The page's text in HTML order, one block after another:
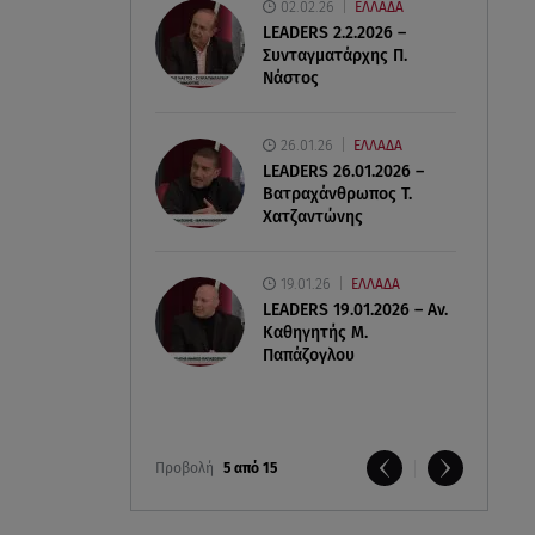
02.02.26 ΕΛΛΑΔΑ
LEADERS 2.2.2026 –
Συνταγματάρχης Π.
Νάστος
26.01.26 ΕΛΛΑΔΑ
LEADERS 26.01.2026 –
Βατραχάνθρωπος Τ.
Χατζαντώνης
19.01.26 ΕΛΛΑΔΑ
LEADERS 19.01.2026 – Αν.
Καθηγητής Μ.
Παπάζογλου
Προβολή 5 από 15